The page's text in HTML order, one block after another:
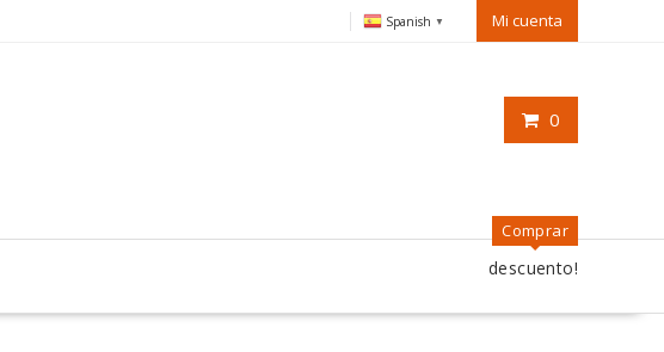
Spanish ▼ Mi cuenta
0
Comprar
descuento!